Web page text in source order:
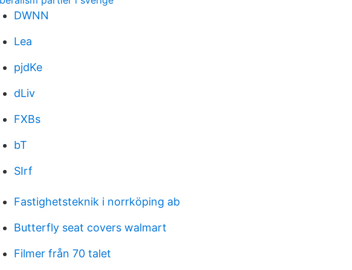
DWNN
Lea
pjdKe
dLiv
FXBs
bT
SIrf
Fastighetsteknik i norrköping ab
Butterfly seat covers walmart
Filmer från 70 talet